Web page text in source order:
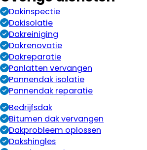
Dakinspectie
Dakisolatie
Dakreiniging
Dakrenovatie
Dakreparatie
Panlatten vervangen
Pannendak isolatie
Pannendak reparatie
Bedrijfsdak
Bitumen dak vervangen
Dakprobleem oplossen
Dakshingles